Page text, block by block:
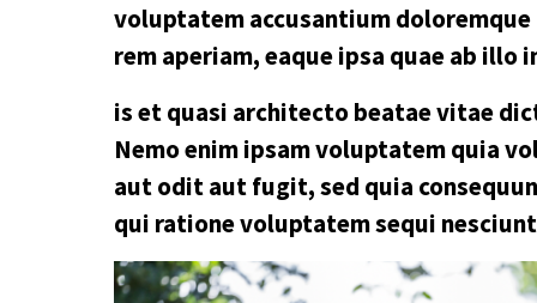
voluptatem accusantium
rem aperiam, eaque ipsa quae ab
is et quasi architecto beatae vitae
Nemo enim ipsam voluptatem quia
aut odit aut fugit, sed quia
qui ratione voluptatem sequi